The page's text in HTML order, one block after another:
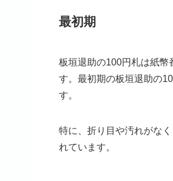
最初期
板垣退助の100円札は紙幣
す。最初期の板垣退助の
す。
特に、折り目や汚れがな
れています。